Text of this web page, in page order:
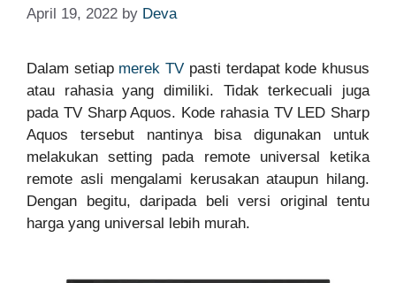
April 19, 2022 by Deva
Dalam setiap merek TV pasti terdapat kode khusus
atau rahasia yang dimiliki. Tidak terkecuali juga
pada TV Sharp Aquos. Kode rahasia TV LED Sharp
Aquos tersebut nantinya bisa digunakan untuk
melakukan setting pada remote universal ketika
remote asli mengalami kerusakan ataupun hilang.
Dengan begitu, daripada beli versi original tentu
harga yang universal lebih murah.